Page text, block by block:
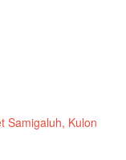
Samigaluh, Kulon